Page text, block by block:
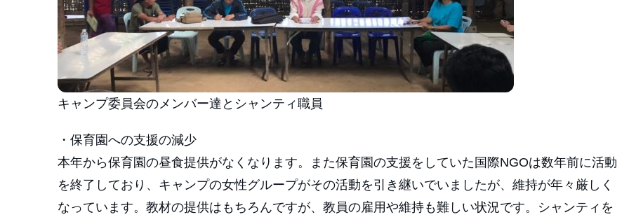
キャンプ委員会のメンバー達とシャンティ職員
・保育園への支援の減少
本年から保育園の昼食提供がなくなります。また保育園の支援をしていた国際NGOは数年前に活動
を終了しており、キャンプの女性グループがその活動を引き継いでいましたが、維持が年々厳しく
なっています。教材の提供はもちろんですが、教員の雇用や維持も難しい状況です。シャンティを